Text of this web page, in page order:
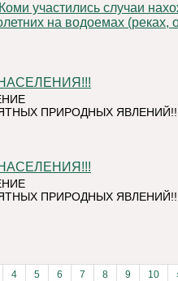
на водоемах (реках,
ПРИРОДНЫХ
ПРИРОДНЫХ
4 5 6 7 8 9 10